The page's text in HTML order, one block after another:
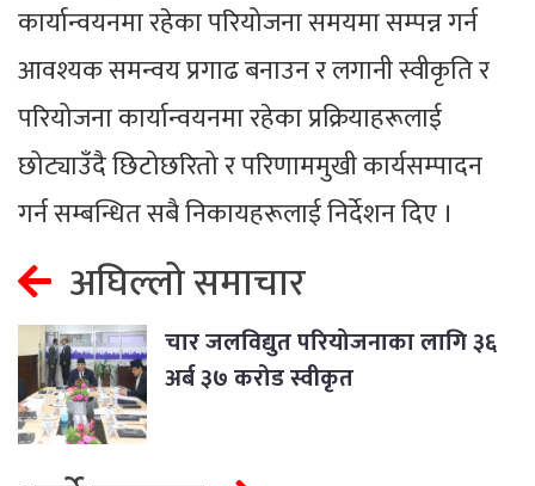
कार्यान्वयनमा रहेका परियोजना समयमा सम्पन्न गर्न
आवश्यक समन्वय प्रगाढ बनाउन र लगानी स्वीकृति र
परियोजना कार्यान्वयनमा रहेका प्रक्रियाहरूलाई
छोट्याउँदै छिटोछरितो र परिणाममुखी कार्यसम्पादन
गर्न सम्बन्धित सबै निकायहरूलाई निर्देशन दिए ।
अघिल्लो समाचार
चार जलविद्युत परियोजनाका लागि ३६
अर्ब ३७ करोड स्वीकृत